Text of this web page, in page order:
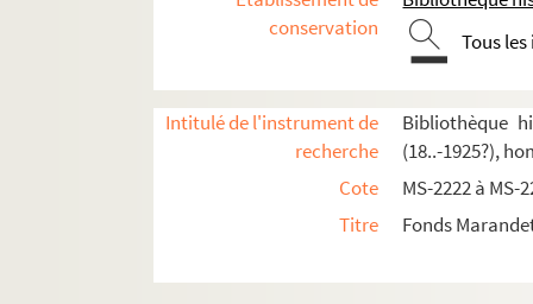
conservation
Tous
Intitulé de l'instrument de
recherche
Bibliothèque
(18..-1925?),
Cote
MS-2222 à MS-
Titre
Fonds
4-MS-2222. Papiers personnels
4-MS-2223. Le professeur
8-MS-2224. Henri de Bornier
4-MS-2225. L'auteur, tome 1